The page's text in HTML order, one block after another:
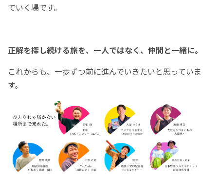
ていく場です。
正解を探し続ける旅を、一人ではなく、仲間と一緒に。
これからも、一歩ずつ前に進んでいきたいと思っていま
す。